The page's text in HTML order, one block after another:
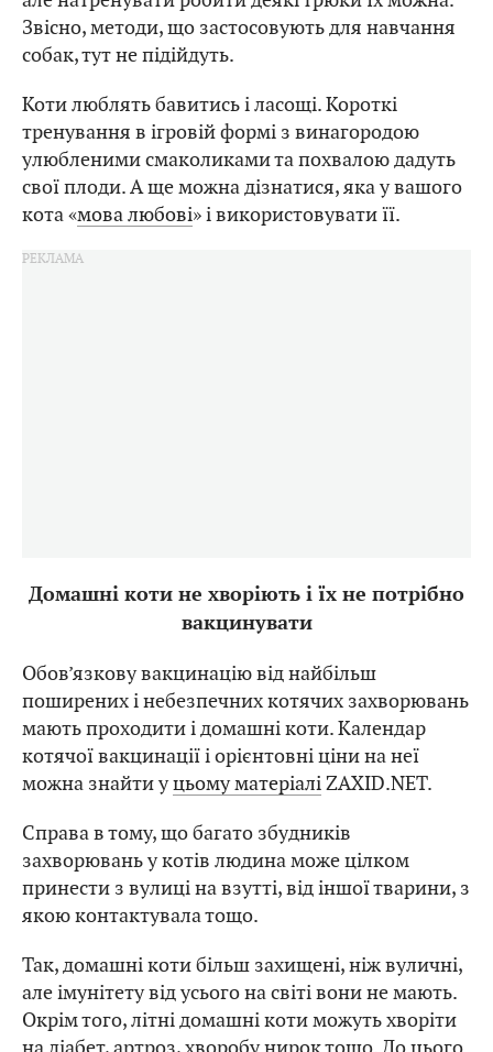
Звісно, методи, що застосовують для навчання
собак, тут не підійдуть.
Коти люблять бавитись і ласощі. Короткі
тренування в ігровій формі з винагородою
улюбленими смаколиками та похвалою дадуть
свої плоди. А ще можна дізнатися, яка у вашого
кота «мова любові» і використовувати її.
Домашні коти не хворіють і їх не потрібно
вакцинувати
Обов’язкову вакцинацію від найбільш
поширених і небезпечних котячих захворювань
мають проходити і домашні коти. Календар
котячої вакцинації і орієнтовні ціни на неї
можна знайти уцьому матеріаліZAXID.NET.
Справа в тому, що багато збудників
захворювань у котів людина може цілком
принести з вулиці на взутті, від іншої тварини, з
якою контактувала тощо.
Так, домашні коти більш захищені, ніж вуличні,
але імунітету від усього на світі вони не мають.
Окрім того, літні домашні коти можуть хворіти